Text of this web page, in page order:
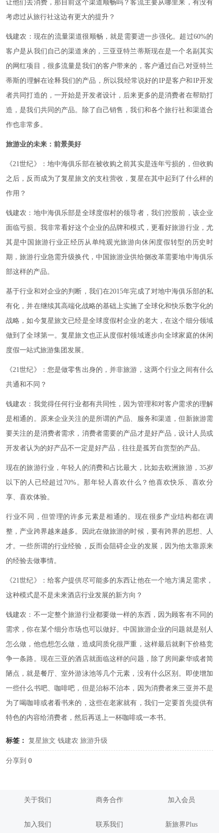
让他们去消费，那目前这个渠道顺畅吗？客流主要从哪里来，有没有
考虑过从旅行社这边有更大的提升？
钱建农：现在的流量渠道很顺畅，就是需要进一步强化。超过60%的
客户是从我们自己的渠道来的，三亚亚特兰蒂斯现在是一个名副其实
的网红项目，很多流量是我们的客户带来的，客户通过自己对亚特兰
蒂斯的理解在诠释我们的产品，所以我经常说好的IP是客户和IP开发
者共同打造的，一开始是开发者设计，后来更多的是消费者在帮助打
造，是我们共同的产品。除了自己销售，我们和各个旅行社和渠道合
作也非常多。
旅游业的未来：前景美好
《21世纪》：地中海俱乐部在被收购之前其实是连年亏损的，但收购
之后，反而成为了复星旅文的支柱营收，复星在其中起到了什么样的
作用？
钱建农：地中海俱乐部是全球度假村的领导者，我们控股前，该企业
面临亏损。我非常看好这个企业的品牌和模式，更看好旅游行业，尤
其是中国旅游行业正经历从单纯观光旅游向休闲度假转型的历史时
期，旅游行业急需升级换代，中国旅游业供给侧改革需要地中海俱乐
部这样的产品。
基于行业和对企业的判断，我们在2015年完成了对地中海俱乐部的私
有化，并在继续其高端化战略的基础上实施了全球化和快乐数字化的
战略，如今复星旅文已经是全球度假村企业的老大，在这个细分领域
做到了全球第一。复星旅文也正从度假村领域逐步向全球家庭的休闲
度假一站式旅游集团发展。
《21世纪》：您是做零售出身的，并非旅游，这两个行业之间有什么
共通和不同？
钱建农：我觉得任何行业都有共同性，因为管理和对客户需求的理解
是相通的。原来企业关注的是所谓的产品、服务和渠道，但新旅游需
要关注的是消费者需求，消费者需要的产品才是好产品，设计人员或
开发者认为的好产品不一定是好产品，往往是孤芳自赏型的产品。
现在的旅游行业，年轻人的消费和占比最大，比如去欧洲旅游，35岁
以下的人已经超过70%。那年轻人喜欢什么？他喜欢快乐、喜欢分
享、喜欢体验。
行业不同，但管理的许多元素是相通的。现在很多产业结构都在调
整，产业跨界越来越多。因此在做旅游的时候，要有跨界的思想、人
才。一些所谓的行业经验，反而会阻碍企业的发展，因为他太靠原来
的经验去做事情。
《21世纪》：给客户提供尽可能多的东西让他在一个地方满足需求，
这种模式是不是未来酒店行业发展的新方向？
钱建农：不一定整个旅游行业都要做一样的东西，因为顾客有不同的
需求，你在某个细分市场也可以做好。中国旅游企业的问题就是别人
怎么做，他也想怎么做，造成同质化很严重，这样最后就剩下价格竞
争一条路。现在三亚的酒店就面临这样的问题，除了房间豪华或者简
陋点，就是餐厅、室外游泳池等几个元素，没有什么区别。即使增加
一些什么书吧、咖啡吧，但是治标不治本，因为消费者来三亚并不是
为了喝咖啡或者看书来的，这些在老家就有，我们一定要首先提供有
特色的内容给消费者，然后再送上一杯咖啡或一本书。
标签： 复星旅文 钱建农 旅游升级
分享到 0
关于我们
加入我们
商务合作
联系我们
加入会员
新旅界Plus